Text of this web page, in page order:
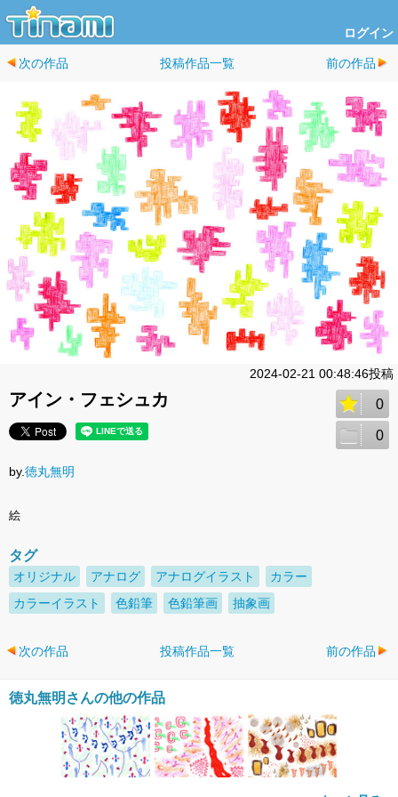
ログイン
次の作品 投稿作品一覧 前の作品
2024-02-21 00:48:46投稿
アイン・フェシュカ 0
0
by.徳丸無明
絵
タグ
オリジナル アナログ アナログイラスト
カラー
カラーイラスト
色鉛筆 色鉛筆画 抽象画
次の作品 投稿作品一覧 前の作品
徳丸無明さんの他の作品